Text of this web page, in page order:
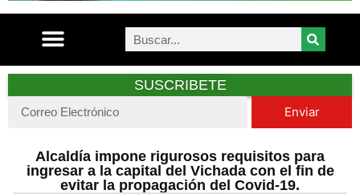
SUSCRIBETE
Enviar
Alcaldía impone rigurosos requisitos para
ingresar a la capital del Vichada con el fin de
evitar la propagación del Covid-19.